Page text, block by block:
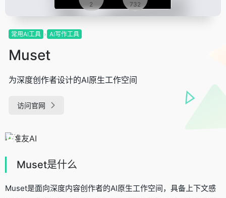
2 732
常用AI工具 AI写作工具
Muset
为深度创作者设计的AI原生工作空间
访问官网
Muset是什么
Muset是面向深度内容创作者的AI原生工作空间，具备上下文感